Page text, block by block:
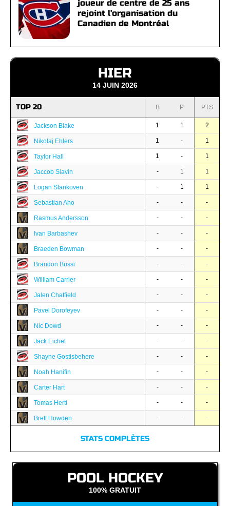
joueur de centre de 25 ans
rejoint l'organisation du
Canadien de Montréal
HIER
14 JUIN 2026
TOP 20 B P PTS
Jackson Blake 1 1 2
Nikolaj Ehlers 1 - 1
Taylor Hall 1 - 1
Jaccob Slavin - 1 1
Logan Stankoven - 1 1
Sebastian Aho - - -
Rasmus Andersson - - -
Ivan Barbashev - - -
Braeden Bowman - - -
Brandon Bussi - - -
William Carrier - - -
Jalen Chatfield - - -
Pavel Dorofeyev - - -
Nic Dowd - - -
Jack Eichel - - -
Shayne Gostisbehere - - -
Noah Hanifin - - -
Carter Hart - - -
Tomas Hertl - - -
Brett Howden - - -
STATS COMPLÈTES
POOL HOCKEY
100% GRATUIT